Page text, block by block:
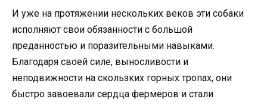
И уже на протяжении нескольких веков эти собаки
исполняют свои обязанности с большой
преданностью и поразительными навыками.
Благодаря своей силе, выносливости и
неподвижности на скользких горных тропах, они
быстро завоевали сердца фермеров и стали